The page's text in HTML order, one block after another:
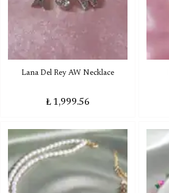
Lana Del Rey AW Necklace
₺ 1,999.56